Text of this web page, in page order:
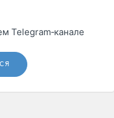
Telegram‑канале